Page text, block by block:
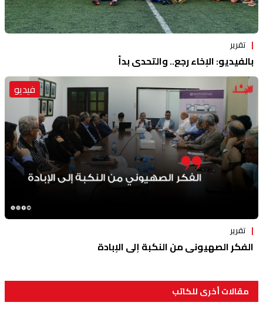
تقرير
بالفيديو: الإخاء رجع.. والتحدي بدأ
فيديو
تقرير
الفكر الصهيوني من النكبة إلى الإبادة
مقالات أخرى للكاتب